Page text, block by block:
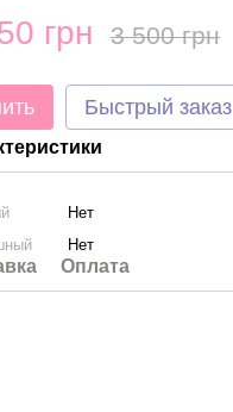
грн 3 500 грн
Быстрый заказ
Нет
Нет
Оплата